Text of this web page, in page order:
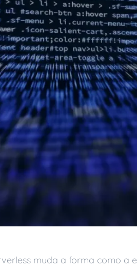
muda a forma como a